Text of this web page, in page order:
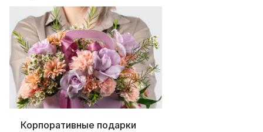
Корпоративные подарки